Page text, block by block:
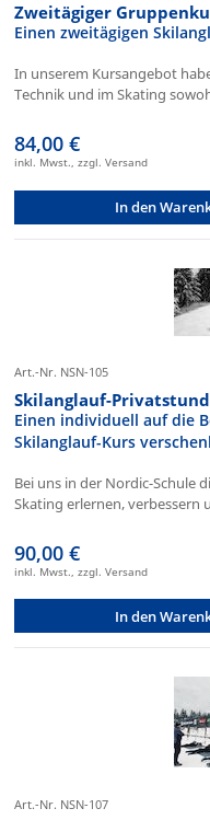
Zweitägiger
Einen zweitägigen
In unserem Kursangebot
Technik und im Skating
84,00 €
inkl. Mwst., zzgl. Versand
In den
Art.-Nr. NSN-105
Skilanglauf-
Einen individuell auf die
Skilanglauf-Kurs
Bei uns in der Nordic-Schule
Skating erlernen, verbessern
90,00 €
inkl. Mwst., zzgl. Versand
In den
Art.-Nr. NSN-107